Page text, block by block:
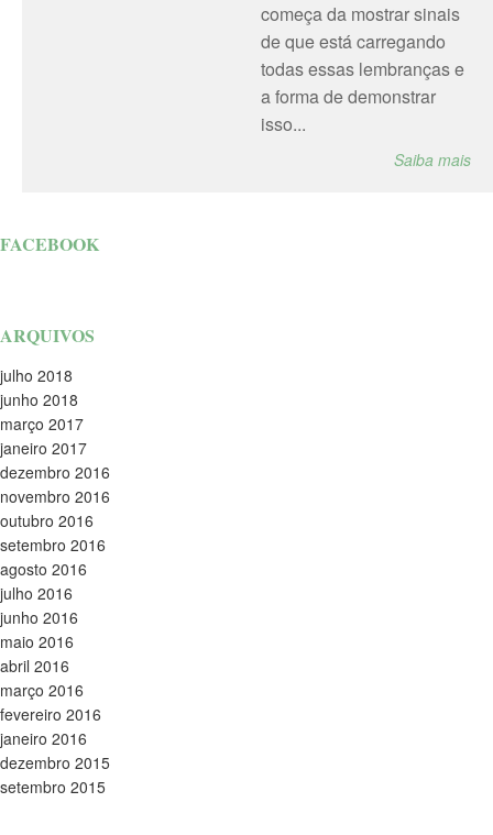
começa da mostrar sinais
de que está carregando
todas essas lembranças e
a forma de demonstrar
isso...
Saiba mais
FACEBOOK
ARQUIVOS
julho 2018
junho 2018
março 2017
janeiro 2017
dezembro 2016
novembro 2016
outubro 2016
setembro 2016
agosto 2016
julho 2016
junho 2016
maio 2016
abril 2016
março 2016
fevereiro 2016
janeiro 2016
dezembro 2015
setembro 2015